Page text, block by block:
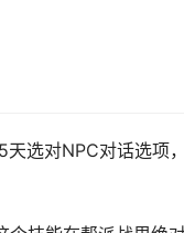
选对NPC对话选项